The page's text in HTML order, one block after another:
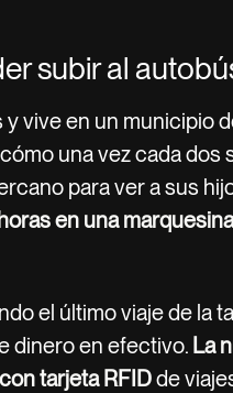
subir al
y vive en un municipio
una vez cada dos
para ver a sus
en una
el último viaje de la
dinero en efectivo. La
tarjeta RFIDde